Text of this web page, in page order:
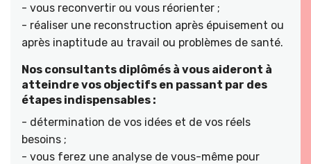
- vous reconvertir ou vous réorienter ;
- réaliser une reconstruction après épuisement ou
après inaptitude au travail ou problèmes de santé.
Nos consultants diplômés à vous aideront à
atteindre vos objectifs en passant par des
étapes indispensables :
- détermination de vos idées et de vos réels
besoins ;
- vous ferez une analyse de vous-même pour